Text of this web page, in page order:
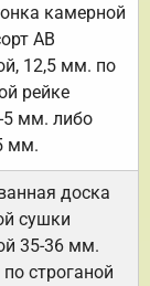
камерной
АВ
12,5 мм. по
рейке
5 мм. либо
мм.
доска
сушки
35-36 мм.
строганой